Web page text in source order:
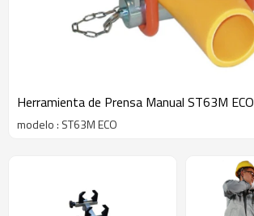
Herramienta de Prensa Manual ST63M ECO
modelo : ST63M ECO